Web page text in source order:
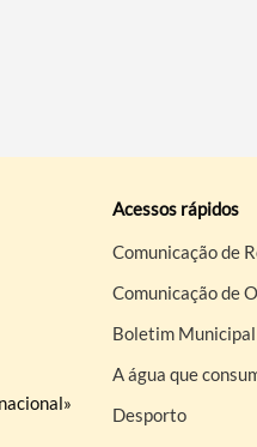
Acessos rápidos
Comunicação de
Comunicação de
Boletim Municipal
A água que
Desporto